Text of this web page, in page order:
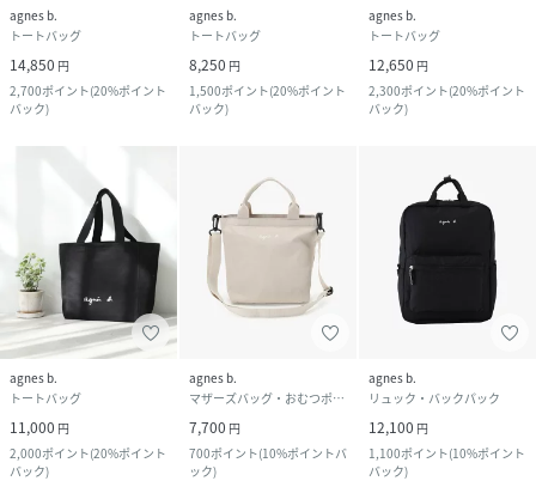
agnes b.
トートバッグ
14,850 円
2,700ポイント(20%ポイント
バック)
agnes b.
トートバッグ
8,250 円
1,500ポイント(20%ポイント
バック)
agnes b.
トートバッグ
12,650 円
2,300ポイント(20%ポイント
バック)
agnes b.
トートバッグ
11,000 円
2,000ポイント(20%ポイント
バック)
agnes b.
マザーズバッグ・おむつポーチ
7,700 円
700ポイント(10%ポイントバ
ック)
agnes b.
リュック・バックパック
12,100 円
1,100ポイント(10%ポイント
バック)